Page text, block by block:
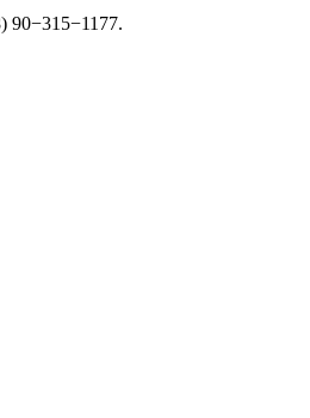
90−315−1177.